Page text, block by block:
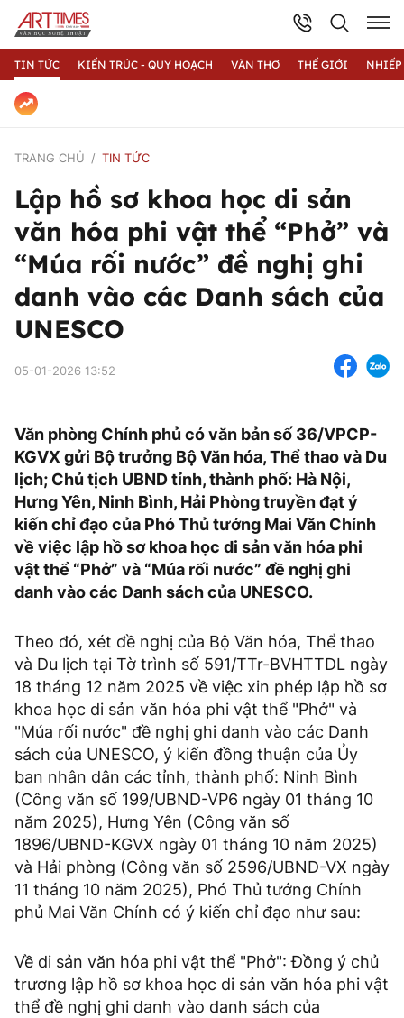
TIN TỨC KIẾN TRÚC - QUY HOẠCH VĂN THƠ THẾ GIỚI
TRANG CHỦ TIN TỨC
Lập hồ sơ khoa học di sản
văn hóa phi vật thể “Phở” và
“Múa rối nước” đề nghị ghi
danh vào các Danh sách của
UNESCO
05-01-2026 13:52
Văn phòng Chính phủ có văn bản số 36/VPCP-
KGVX gửi Bộ trưởng Bộ Văn hóa, Thể thao và Du
lịch; Chủ tịch UBND tỉnh, thành phố: Hà Nội,
Hưng Yên, Ninh Bình, Hải Phòng truyền đạt ý
kiến chỉ đạo của Phó Thủ tướng Mai Văn Chính
về việc lập hồ sơ khoa học di sản văn hóa phi
vật thể “Phở” và “Múa rối nước” đề nghị ghi
danh vào các Danh sách của UNESCO.
Theo đó, xét đề nghị của Bộ Văn hóa, Thể thao
và Du lịch tại Tờ trình số 591/TTr-BVHTTDL ngày
18 tháng 12 năm 2025 về việc xin phép lập hồ sơ
khoa học di sản văn hóa phi vật thể "Phở" và
"Múa rối nước" đề nghị ghi danh vào các Danh
sách của UNESCO, ý kiến đồng thuận của Ủy
ban nhân dân các tỉnh, thành phố: Ninh Bình
(Công văn số 199/UBND-VP6 ngày 01 tháng 10
năm 2025), Hưng Yên (Công văn số
1896/UBND-KGVX ngày 01 tháng 10 năm 2025)
và Hải phòng (Công văn số 2596/UBND-VX ngày
11 tháng 10 năm 2025), Phó Thủ tướng Chính
phủ Mai Văn Chính có ý kiến chỉ đạo như sau:
Về di sản văn hóa phi vật thể "Phở": Đồng ý chủ
trương lập hồ sơ khoa học di sản văn hóa phi vật
thể đề nghị ghi danh vào danh sách của